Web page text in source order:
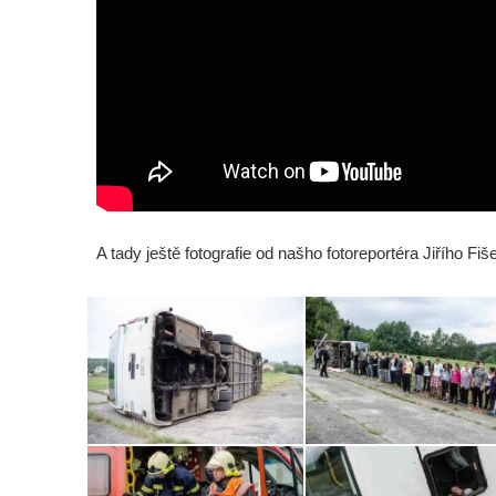
A tady ještě fotografie od našho fotoreportéra Jiřího